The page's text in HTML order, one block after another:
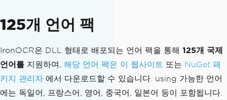
125개 언어 팩
IronOCR은 DLL 형태로 배포되는 언어 팩을 통해 125개 국제
언어를 지원하며, 해당 언어 팩은 이 웹사이트 또는 NuGet 패
키지 관리자 에서 다운로드할 수 있습니다. using 가능한 언어
에는 독일어, 프랑스어, 영어, 중국어, 일본어 등이 포함됩니다.